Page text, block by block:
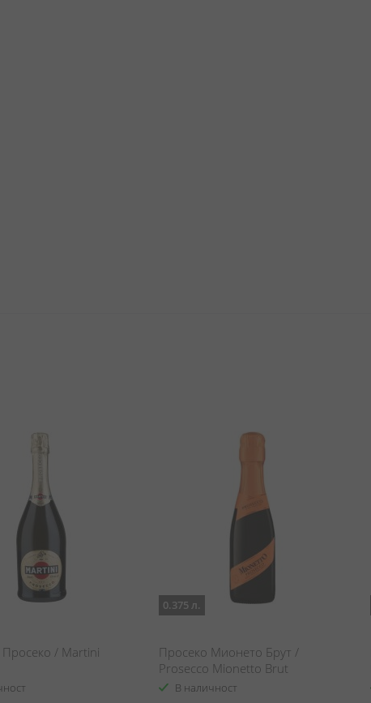
/ Martini
0.375 л.
Просеко Мионето Брут /
Prosecco Mionetto Brut
В наличност